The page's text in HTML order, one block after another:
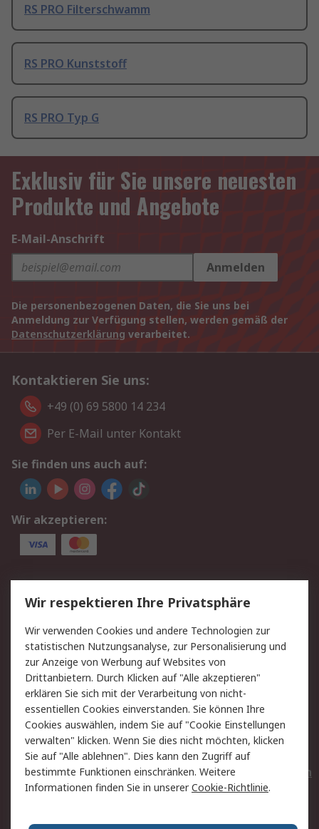
RS PRO Filterschwamm
RS PRO Kunststoff
RS PRO Typ G
Exklusiv für Sie unsere neuesten
Produkte und Angebote
E-Mail-Anschrift
Anmelden
Die personenbezogenen Daten, die Sie uns bei
Anmeldung zur Verfügung stellen, werden gemäß der
Datenschutzerklärung verarbeitet.
Kontaktieren Sie uns:
+49 (0) 69 5800 14 234
Per E-Mail unter Kontakt
Sie finden uns auch auf:
Wir akzeptieren:
Service
Value Added Services
Lieferlösungen
Rücksendungen
Kontakt
Hilfe
Privatkunden
Rechtliches
AGB
Datenschutz
Cookie-Richtlinie
Zahlungsbedingungen
Copyright/Impressum
Entsorgung
Elektrogeräte/Batterien
Wir respektieren Ihre Privatsphäre
Wir verwenden Cookies und andere Technologien zur
statistischen Nutzungsanalyse, zur Personalisierung und
zur Anzeige von Werbung auf Websites von
Drittanbietern. Durch Klicken auf "Alle akzeptieren"
erklären Sie sich mit der Verarbeitung von nicht-
essentiellen Cookies einverstanden. Sie können Ihre
Cookies auswählen, indem Sie auf "Cookie Einstellungen
verwalten" klicken. Wenn Sie dies nicht möchten, klicken
Sie auf "Alle ablehnen". Dies kann den Zugriff auf
bestimmte Funktionen einschränken. Weitere
Informationen finden Sie in unsererCookie-Richtlinie.